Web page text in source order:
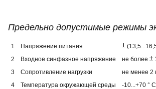
Предельно допустимые режимы
1 Напряжение питания
2
Входное синфазное напряжение не более
3
Сопротивление нагрузки
не менее 2
4
Температура окружающей среды -10...+70 ° C